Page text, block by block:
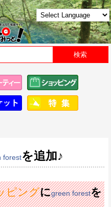
forestを追加♪
ピングにgreen forestを